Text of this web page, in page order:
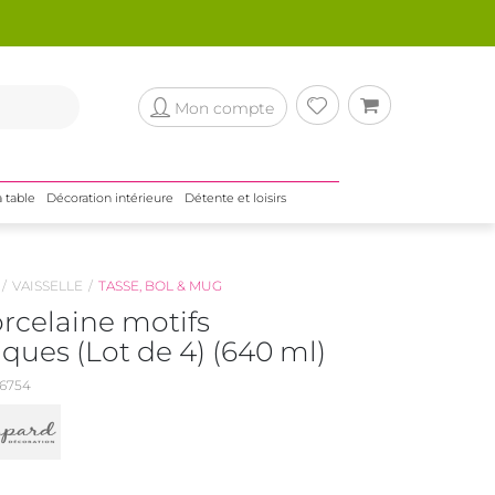
Mon compte
table Décoration intérieure Détente et loisirs
VAISSELLE TASSE, BOL & MUG
motifs
(Lot de 4) (640 ml)